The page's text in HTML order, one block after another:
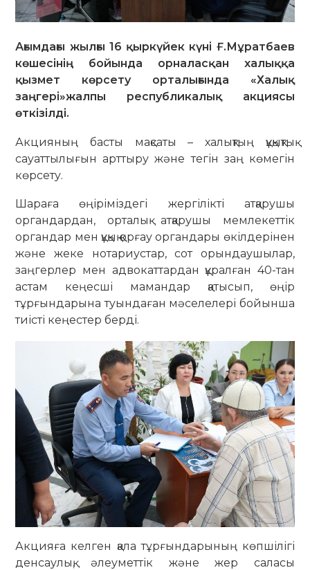
Ағымдағы жылғы 16 қыркүйек күні Ғ.Мұратбаев
көшесінің бойында орналасқан халыққа
қызмет көрсету орталығында «Халық
заңгері»жалпы республикалық акциясы
өткізілді.
Акцияның басты мақсаты – халықтың құқықтық
сауаттылығын арттыру және тегін заң көмегін
көрсету.
Шараға өңіріміздегі жергілікті атқарушы
органдардан, орталық атқарушы мемлекеттік
органдар мен құқық қорғау органдары өкілдерінен
және жеке нотариустар, сот орындаушылар,
заңгерлер мен адвокаттардан құралған 40-тан
астам кеңесші мамандар қатысып, өңір
тұрғындарына туындаған мәселелері бойынша
тиісті кеңестер берді.
Акцияға келген қала тұрғындарының көпшілігі
денсаулық, әлеуметтік және жер саласы